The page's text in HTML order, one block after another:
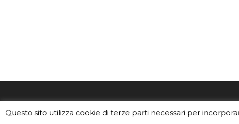
divulgazione dell'INAF,Istituto
Leggi i Crediti.
Questo sito utilizza cookie di terze parti necessari per